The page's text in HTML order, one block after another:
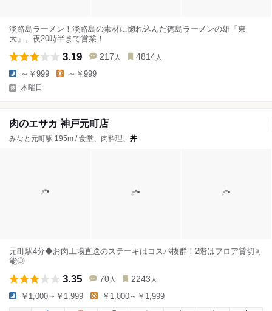
淡路島ラーメン！淡路島の素材に惚れ込んだ徳島ラーメンの雄「東
大」。夜20時半まで営業！
3.19 217 人 4814 人
～￥999 ～￥999
木曜日
肉のエサカ 神戸元町店
みなと元町駅 195m / 食堂、肉料理、 丼
元町駅4分◆お肉工場直送のステーキはコスパ抜群！2階はフロア貸切可
能◎
3.35 70 人 2243 人
￥1,000～￥1,999 ￥1,000～￥1,999